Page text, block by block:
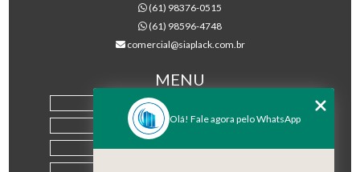
(61) 98376-0515
(61) 98596-4748
comercial@siaplack.com.br
MENU
EMPRESA
PRODUTOS
Olá! Fale agora pelo WhatsApp